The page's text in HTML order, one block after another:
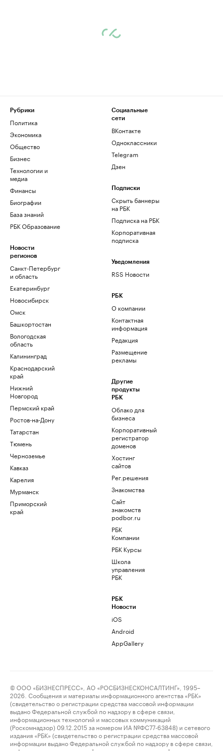
Рубрики
Политика
Экономика
Общество
Бизнес
Технологии и
медиа
Финансы
Биографии
База знаний
РБК Образование
Новости
регионов
Санкт-Петербург
и область
Екатеринбург
Новосибирск
Омск
Башкортостан
Вологодская
область
Калининград
Краснодарский
край
Нижний
Новгород
Пермский край
Ростов-на-Дону
Татарстан
Тюмень
Черноземье
Кавказ
Карелия
Мурманск
Приморский
край
Социальные
сети
ВКонтакте
Одноклассники
Telegram
Дзен
Подписки
Скрыть баннеры
на РБК
Подписка на РБК
Корпоративная
подписка
Уведомления
RSS Новости
РБК
О компании
Контактная
информация
Редакция
Размещение
рекламы
Другие
продукты
РБК
Облако для
бизнеса
Корпоративный
регистратор
доменов
Хостинг
сайтов
Рег.решения
Знакомства
Сайт
знакомств
podbor.ru
РБК
Компании
РБК Курсы
Школа
управления
РБК
РБК
Новости
iOS
Android
AppGallery
© ООО «БИЗНЕСПРЕСС», АО «РОСБИЗНЕСКОНСАЛТИНГ», 1995–
2026. Сообщения и материалы информационного агентства «РБК»
(свидетельство о регистрации средства массовой информации
выдано Федеральной службой по надзору в сфере связи,
информационных технологий и массовых коммуникаций
(Роскомнадзор) 09.12.2015 за номером ИА №ФС77-63848) и сетевого
издания «РБК» (свидетельство о регистрации средства массовой
информации выдано Федеральной службой по надзору в сфере связи,